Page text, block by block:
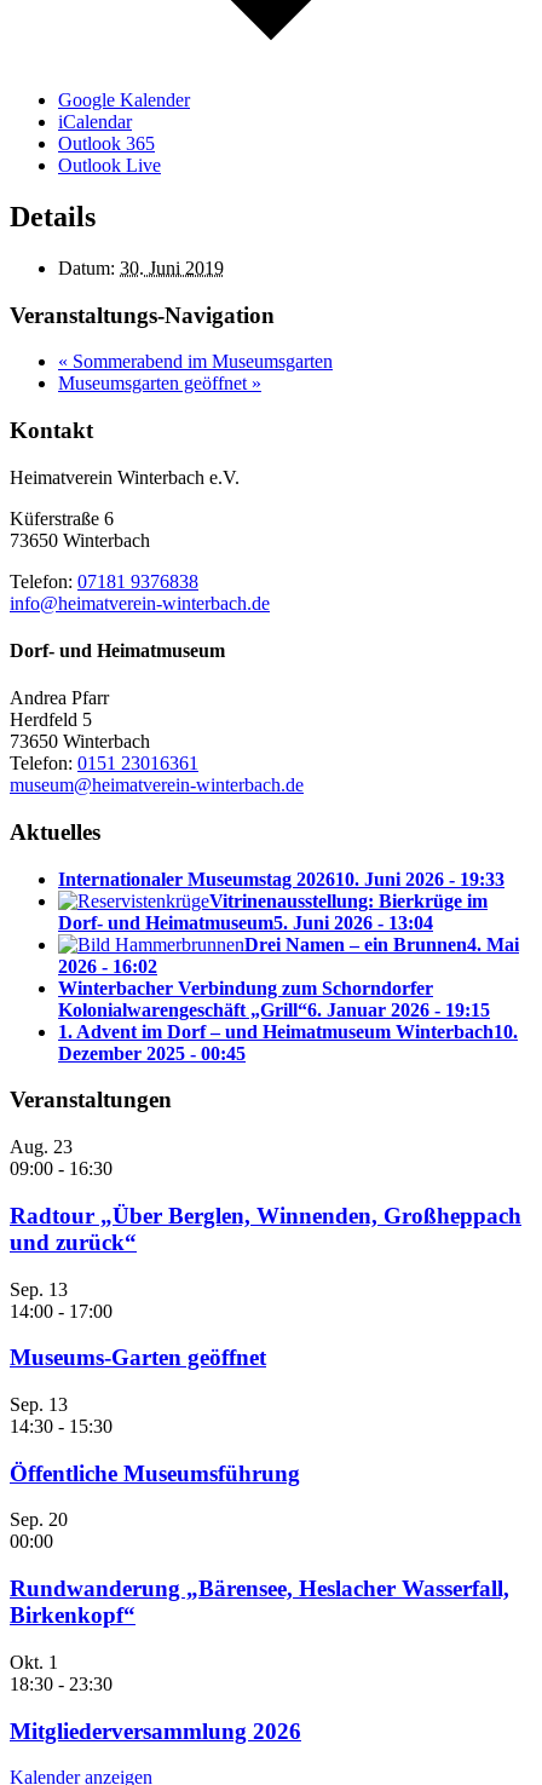
Google Kalender
iCalendar
Outlook 365
Outlook Live
Details
Datum: 30. Juni 2019
Veranstaltungs-Navigation
« Sommerabend im Museumsgarten
Museumsgarten geöffnet »
Kontakt
Heimatverein Winterbach e.V.
Küferstraße 6
73650 Winterbach
Telefon: 07181 9376838
info@heimatverein-winterbach.de
Dorf- und Heimatmuseum
Andrea Pfarr
Herdfeld 5
73650 Winterbach
Telefon: 0151 23016361
museum@heimatverein-winterbach.de
Aktuelles
Internationaler Museumstag 202610. Juni 2026 - 19:33
Vitrinenausstellung: Bierkrüge im
Dorf- und Heimatmuseum5. Juni 2026 - 13:04
Drei Namen – ein Brunnen4. Mai
2026 - 16:02
Winterbacher Verbindung zum Schorndorfer
Kolonialwarengeschäft „Grill“6. Januar 2026 - 19:15
1. Advent im Dorf – und Heimatmuseum Winterbach10.
Dezember 2025 - 00:45
Veranstaltungen
Aug. 23
09:00 - 16:30
Radtour „Über Berglen, Winnenden, Großheppach
und zurück“
Sep. 13
14:00 - 17:00
Museums-Garten geöffnet
Sep. 13
14:30 - 15:30
Öffentliche Museumsführung
Sep. 20
00:00
Rundwanderung „Bärensee, Heslacher Wasserfall,
Birkenkopf“
Okt. 1
18:30 - 23:30
Mitgliederversammlung 2026
Kalender anzeigen